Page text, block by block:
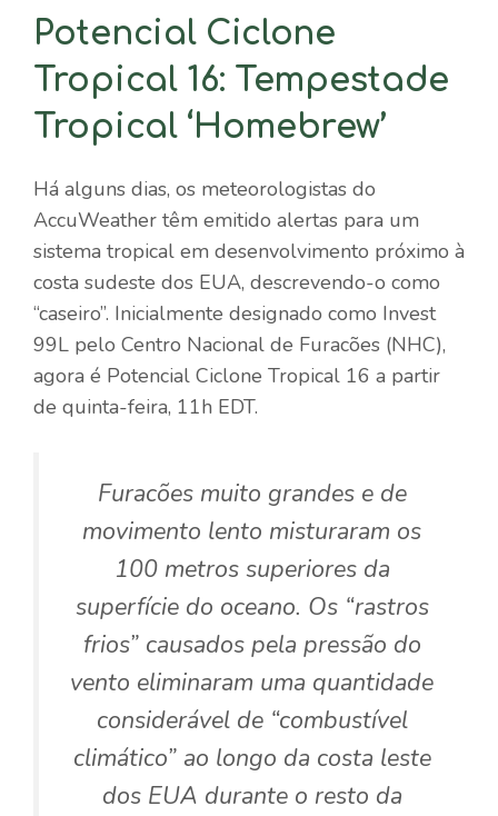
Potencial Ciclone
Tropical 16: Tempestade
Tropical ‘Homebrew’
Há alguns dias, os meteorologistas do
AccuWeather têm emitido alertas para um
sistema tropical em desenvolvimento próximo à
costa sudeste dos EUA, descrevendo-o como
“caseiro”. Inicialmente designado como Invest
99L pelo Centro Nacional de Furacões (NHC),
agora é Potencial Ciclone Tropical 16 a partir
de quinta-feira, 11h EDT.
Furacões muito grandes e de
movimento lento misturaram os
100 metros superiores da
superfície do oceano. Os “rastros
frios” causados ​​pela pressão do
vento eliminaram uma quantidade
considerável de “combustível
climático” ao longo da costa leste
dos EUA durante o resto da